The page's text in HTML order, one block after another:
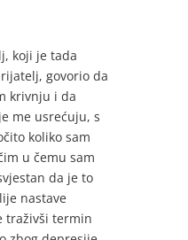
koji je tada
govorio da
krivnju i da
me usrećuju, s
koliko sam
u čemu sam
da je to
nastave
traživši termin